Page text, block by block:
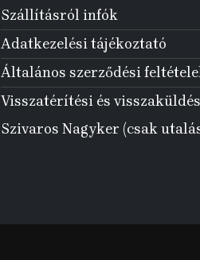
Szállításról infók
Adatkezelési tájékoztató
Általános szerződési
Visszatérítési és
Szivaros Nagyker (csak